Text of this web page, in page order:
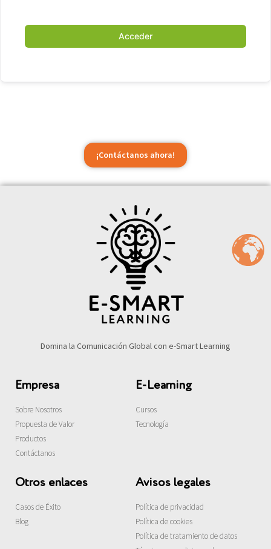
Acceder
¡Contáctanos ahora!
Domina la Comunicación Global con e-Smart Learning
Empresa
Sobre Nosotros
Propuesta de Valor
Productos
Contáctanos
E-Learning
Cursos
Tecnología
Otros enlaces
Casos de Éxito
Blog
Avisos legales
Política de privacidad
Política de cookies
Política de tratamiento de datos